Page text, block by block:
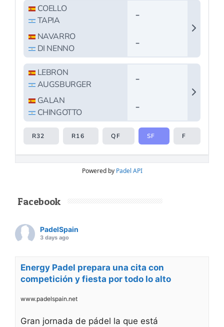
Powered by Padel API
Facebook
PadelSpain
3 days ago
Energy Padel prepara una cita con
competición y fiesta por todo lo alto
www.padelspain.net
Gran jornada de pádel la que está